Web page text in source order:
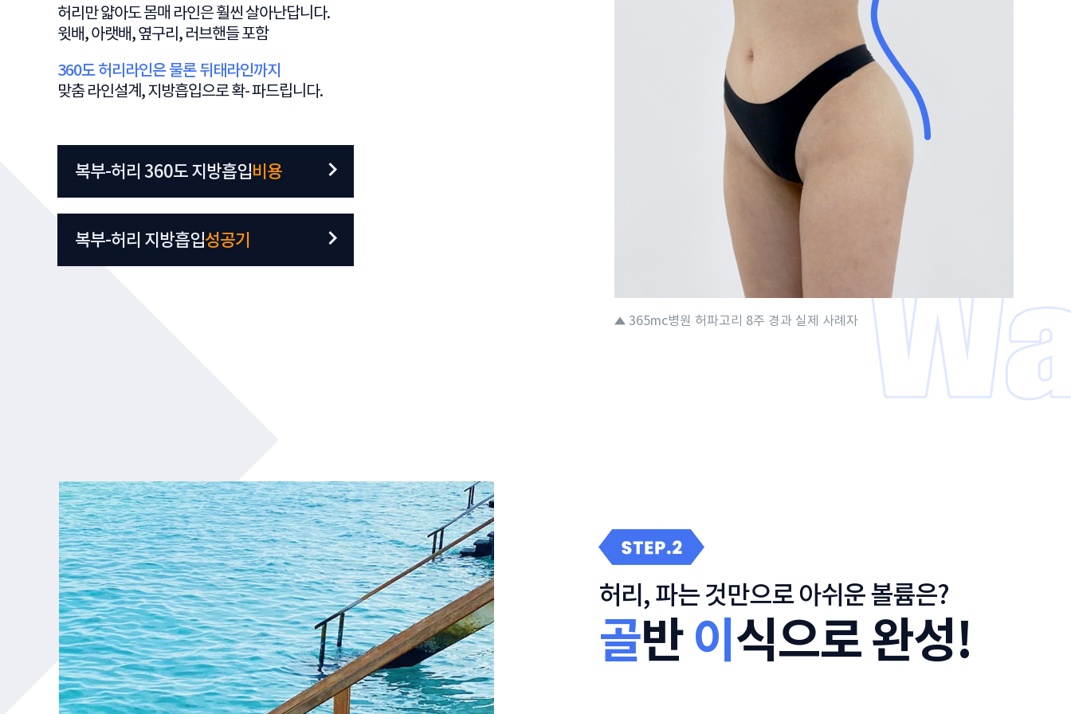
허리만 얇아도 몸매 라인은 훨씬 살아난답니다.
윗배, 아랫배, 옆구리, 러브핸들 포함
360도 허리라인은 물론 뒤태라인까지
맞춤 라인설계, 지방흡입으로 확- 파드립니다.
복부-허리 360도 지방흡입비용
복부-허리 지방흡입성공기
365mc병원 허파고리 8주 경과 실제 사례자
허리, 파는 것만으로 아쉬운 볼륨은?
골반이 식으로 완성!